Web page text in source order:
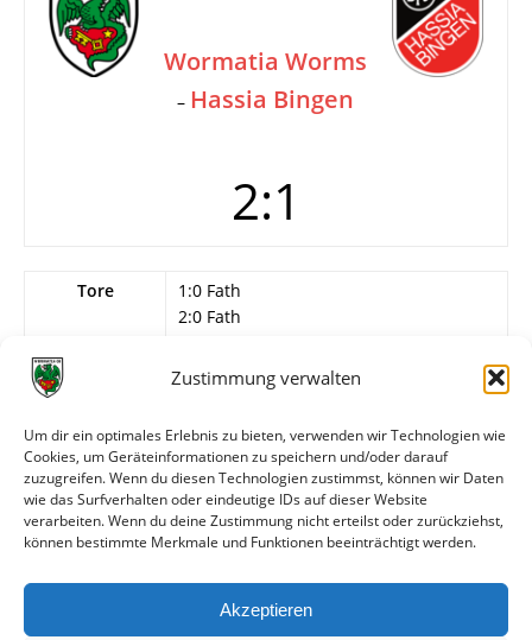
Zustimmung verwalten
Um dir ein optimales Erlebnis zu bieten, verwenden wir Technologien wie
Cookies, um Geräteinformationen zu speichern und/oder darauf
zuzugreifen. Wenn du diesen Technologien zustimmst, können wir Daten
wie das Surfverhalten oder eindeutige IDs auf dieser Website
verarbeiten. Wenn du deine Zustimmung nicht erteilst oder zurückziehst,
können bestimmte Merkmale und Funktionen beeinträchtigt werden.
Akzeptieren
Wormatia Worms
– Hassia Bingen
2:1
Tore
1:0 Fath
2:0 Fath
Schiedsrichter
Ständebach (Bad Ems)
G. Müller – H. Kern, E. Herold, L. Sattler,
Selbert, H. Gimbel, E. Vogt, Bardorf, H.
Kuhn, G. Pohle, Fath.
Alle bisherigen Partien der beiden Mannschaften